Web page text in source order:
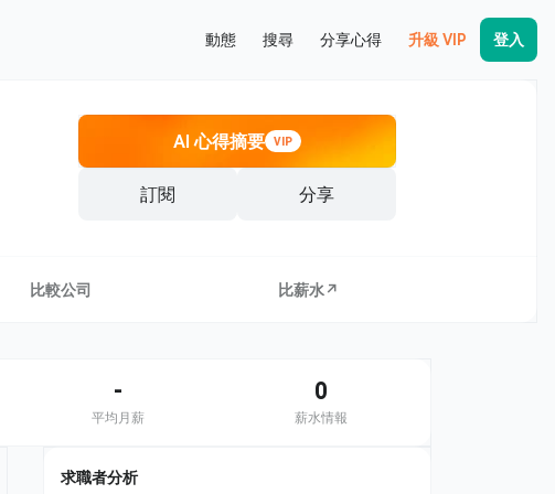
動態 搜尋 分享心得 升級 VIP 登入
AI 心得摘要 VIP
訂閱 分享
比較公司 比薪水↗
-
平均月薪
0
薪水情報
求職者分析